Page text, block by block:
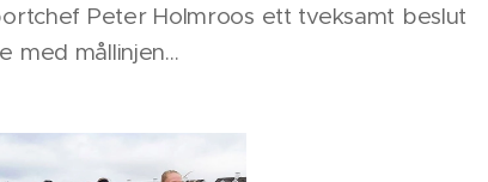
Peter Holmroos ett tveksamt beslut
med mållinjen...